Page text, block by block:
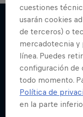
Stay
Bike
Welcome to the Bike
action-packed
cuestiones
usarán cookies
de terceros) o
mercadotecnia y
línea. Puedes
configuración de
todo momento.
Política de
en la parte